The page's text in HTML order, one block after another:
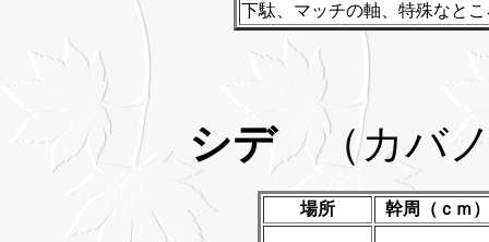
下駄、マッチの軸、特殊なと
シデ（カバ
場所 幹周（ｃｍ）